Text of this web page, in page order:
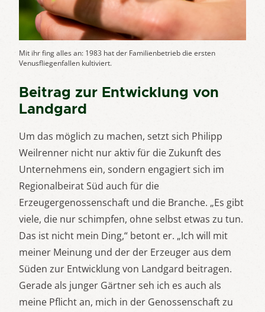
Mit ihr fing alles an: 1983 hat der Familienbetrieb die ersten
Venusfliegenfallen kultiviert.
Beitrag zur Entwicklung von
Landgard
Um das möglich zu machen, setzt sich Philipp
Weilrenner nicht nur aktiv für die Zukunft des
Unternehmens ein, sondern engagiert sich im
Regionalbeirat Süd auch für die
Erzeugergenossenschaft und die Branche. „Es gibt
viele, die nur schimpfen, ohne selbst etwas zu tun.
Das ist nicht mein Ding,“ betont er. „Ich will mit
meiner Meinung und der der Erzeuger aus dem
Süden zur Entwicklung von Landgard beitragen.
Gerade als junger Gärtner seh ich es auch als
meine Pflicht an, mich in der Genossenschaft zu